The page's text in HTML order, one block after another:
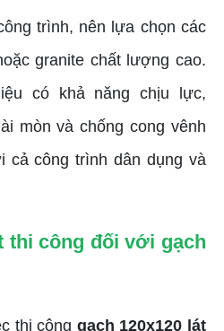
trình, nên lựa chọn các
granite chất lượng cao.
có khả năng chịu lực,
mòn và chống cong vênh
cả công trình dân dụng và
thi công đối với gạch
thi công gạch 120x120 lát